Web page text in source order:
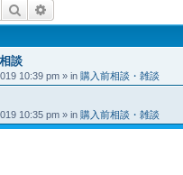
検索
談
10:39 pm » in 購入前相談・雑談
10:35 pm » in 購入前相談・雑談